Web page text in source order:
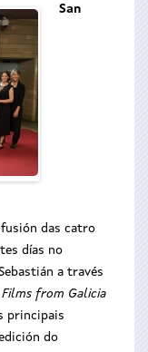
San
das catro
días no
a través
Films from Galicia
principais
do